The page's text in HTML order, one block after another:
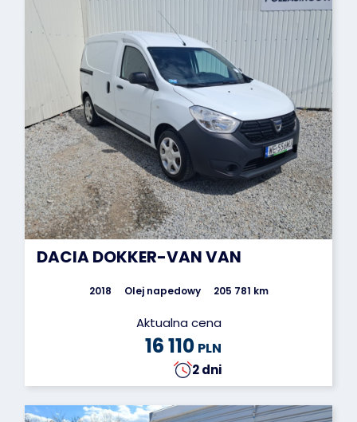
DACIA DOKKER-VAN VAN
2018 Olej napedowy 205 781 km
Aktualna cena
16 110 PLN
2 dni